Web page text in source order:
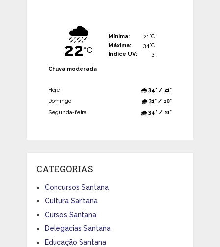
🌧️
22°C
Mínima:
21°C
Máxima:
34°C
Índice UV:
3
Chuva moderada
Hoje
🌧️ 34° / 21°
Domingo
🌧️ 31° / 20°
Segunda-feira
🌧️ 34° / 21°
CATEGORIAS
Concursos Santana
Cultura Santana
Cursos Santana
Delegacias Santana
Educação Santana